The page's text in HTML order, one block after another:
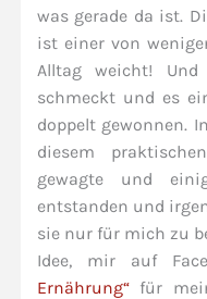
was gerade da ist.
ist einer von
Alltag weicht!
schmeckt und es
doppelt gewonnen.
diesem
gewagte und
entstanden und
sie nur für mich zu
Idee, mir auf
Ernährung“für